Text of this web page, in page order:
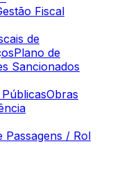
Fiscal
de
Plano de
Sancionados
Obras
Passagens / Rol